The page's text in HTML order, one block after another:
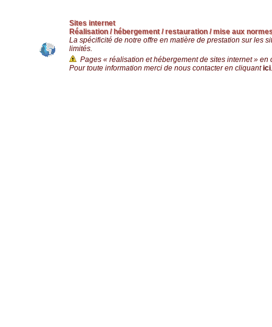
Sites internet
Réalisation / hébergement / restauration / mise aux
La spécificité de notre offre en matière de prestation sur les
limités.
Pages « réalisation et hébergement de sites internet »
Pour toute information merci de nous contacter en cliquantici.